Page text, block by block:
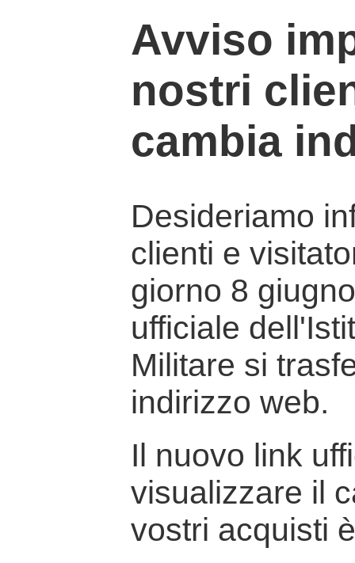
Avviso
nostri
cambia
Desideriamo
clienti e
giorno 8
ufficiale
Militare si
indirizzo web.
Il nuovo link
visualizzare il
vostri acquisti